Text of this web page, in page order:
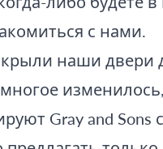
с нами.
наши двери
многое
Gray and